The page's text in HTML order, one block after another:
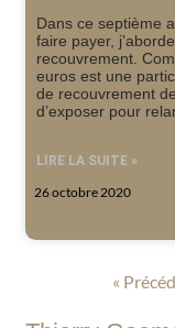
Dans ce septième
faire payer,
recouvrement.
euros est une
de recouvrement
d’exposer pour
LIRE LA SUITE »
26 octobre 2020
«